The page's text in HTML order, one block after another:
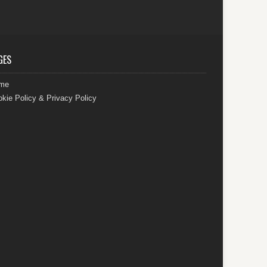
Policy & Privacy Policy